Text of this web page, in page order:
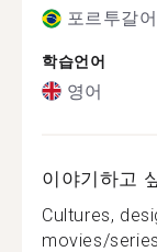
포르투갈어
학습언어
영어
이야기하고
Cultures,
movies/